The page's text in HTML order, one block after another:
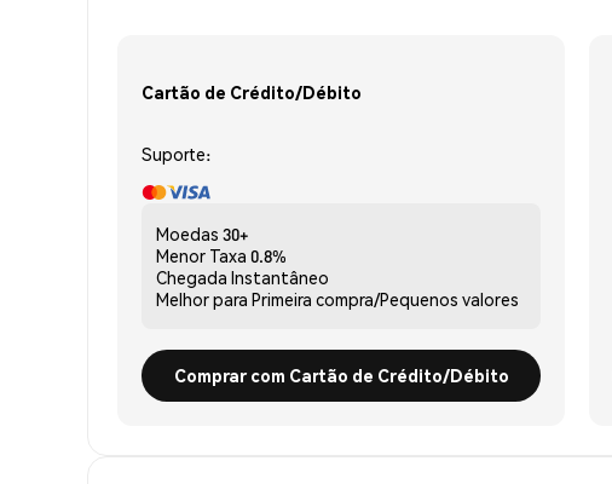
Cartão de Crédito/Débito
Suporte:
Moedas 30+
Menor Taxa 0.8%
Chegada Instantâneo
Melhor para Primeira compra/Pequenos valores
Comprar com Cartão de Crédito/Débito